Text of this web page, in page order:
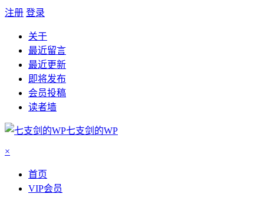
注册 登录
关于
最近留言
最近更新
即将发布
会员投稿
读者墙
七支剑的WP
×
首页
VIP会员